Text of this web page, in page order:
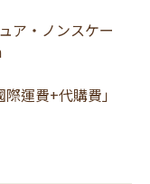
ア・ノンスケー
運費+代購費」